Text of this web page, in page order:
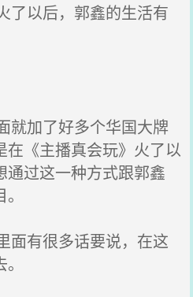
以后，郭鑫的生活有
加了好多个华国大牌
在《主播真会玩》火了以
通过这一种方式跟郭鑫
有很多话要说，在这